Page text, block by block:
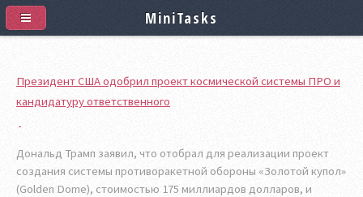
Президент США одобрил проект космической системы ПРО и
кандидатуру ответственного
Дональд Трамп заявил, что отобрал для реализации проект
создания системы противоракетной обороны «Золотой купол»
(Golden Dome), стоимостью 175 миллиардов долларов, и
MiniTasks